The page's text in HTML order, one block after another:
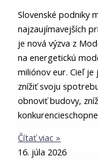
Slovenské podniky
najzaujímavejších
je nová výzva z
na energetickú
miliónov eur. Cieľ
znížiť svoju
obnoviť budovy,
Čítať viac »
16. júla 2026